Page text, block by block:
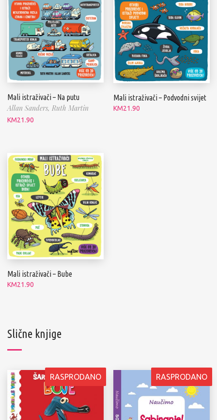
Mali istraživači – Na putu
Allan Sanders, Ruth Martin
KM21.90
Mali istraživači – Podvodni svijet
KM21.90
Mali istraživači – Bube
KM21.90
Slične knjige
RASPRODANO RASPRODANO